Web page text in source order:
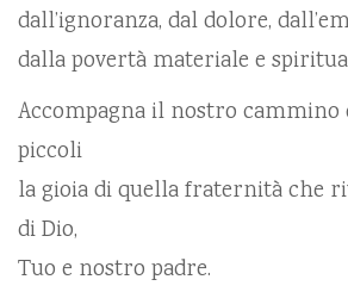
dall’ignoranza, dal dolore,
dalla povertà materiale e
Accompagna il nostro cammino
piccoli
la gioia di quella fraternità che
di Dio,
Tuo e nostro padre.